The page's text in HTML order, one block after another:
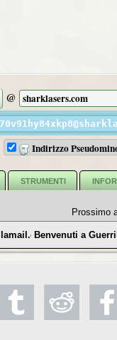
@
Indirizzo
STRUMENTI
Prossimo
Benvenuti a